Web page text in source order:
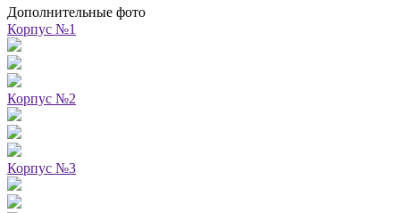
Дополнительные фото
Корпус №1
Корпус №2
Корпус №3